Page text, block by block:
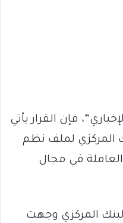
فإن القرار يأتي
المركزي لملف نظم
العاملة في مجال
المركزي وجهت